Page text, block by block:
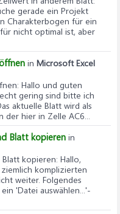
gerade ein Projekt
Charakterbogen für ein
nicht optimal ist, aber
in Microsoft Excel
: Hallo und guten
gering sind bitte ich
aktuelle Blatt wird als
hier in Zelle AC6...
Blatt kopieren in
kopieren: Hallo,
komplizierten
weiter. Folgendes
'Datei auswählen...'-